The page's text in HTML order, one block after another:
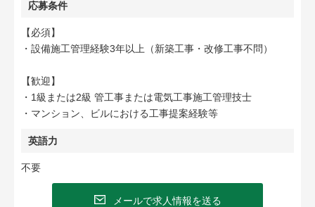
応募条件
【必須】
・設備施工管理経験3年以上（新築工事・改修工事不問）
【歓迎】
・1級または2級 管工事または電気工事施工管理技士
・マンション、ビルにおける工事提案経験等
英語力
不要
メールで求人情報を送る